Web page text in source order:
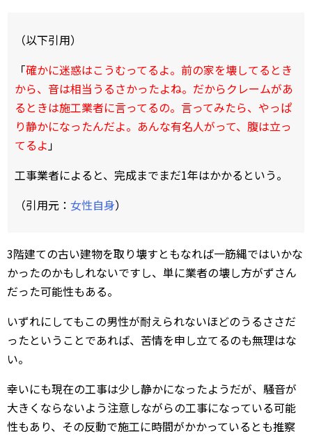
（以下引用）
「確かに迷惑はこうむってるよ。前の家を壊してるとき
から、音は相当うるさかったよね。だからクレームがあ
るときは施工業者に言ってるの。言ってみたら、やっぱ
り静かになったんだよ。あんな有名人がって、腹は立っ
てるよ」
工事業者によると、完成までまだ1年はかかるという――。
（引用元： 女性自身）
3階建ての古い建物を取り壊すともなれば一筋縄ではいかな
かったのかもしれないですし、単に業者の壊し方がずさん
だった可能性もある。
いずれにしてもこの男性が耐えられないほどのうるささだ
ったということであれば、苦情を申し立てるのも無理はな
い。
幸いにも現在の工事は少し静かになったようだが、騒音が
大きくならないよう注意しながらの工事になっている可能
性もあり、その反動で施工に時間がかかっているとも推察